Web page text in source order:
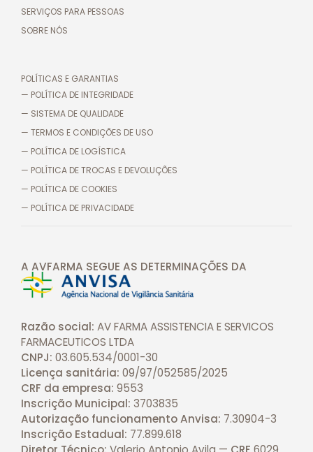
SERVIÇOS PARA PESSOAS
SOBRE NÓS
POLÍTICAS E GARANTIAS
— POLÍTICA DE INTEGRIDADE
— SISTEMA DE QUALIDADE
— TERMOS E CONDIÇÕES DE USO
— POLÍTICA DE LOGÍSTICA
— POLÍTICA DE TROCAS E DEVOLUÇÕES
— POLÍTICA DE COOKIES
— POLÍTICA DE PRIVACIDADE
A AVFARMA SEGUE AS DETERMINAÇÕES DA
Razão social: AV FARMA ASSISTENCIA E SERVICOS
FARMACEUTICOS LTDA
CNPJ: 03.605.534/0001-30
Licença sanitária: 09/97/052585/2025
CRF da empresa: 9553
Inscrição Municipal: 3703835
Autorização funcionamento Anvisa: 7.30904-3
Inscrição Estadual: 77.899.618